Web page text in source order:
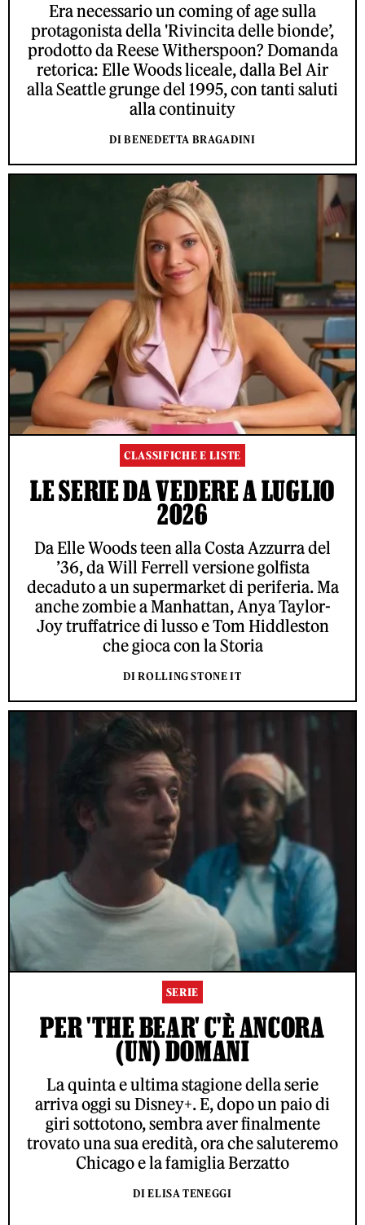
Era necessario un coming of age sulla
protagonista della 'Rivincita delle bionde’,
prodotto da Reese Witherspoon? Domanda
retorica: Elle Woods liceale, dalla Bel Air
alla Seattle grunge del 1995, con tanti saluti
alla continuity
DI BENEDETTA BRAGADINI
CLASSIFICHE E LISTE
LE SERIE DA VEDERE A LUGLIO
2026
Da Elle Woods teen alla Costa Azzurra del
’36, da Will Ferrell versione golfista
decaduto a un supermarket di periferia. Ma
anche zombie a Manhattan, Anya Taylor-
Joy truffatrice di lusso e Tom Hiddleston
che gioca con la Storia
DI ROLLING STONE IT
SERIE
PER 'THE BEAR' C'È ANCORA
(UN) DOMANI
La quinta e ultima stagione della serie
arriva oggi su Disney+. E, dopo un paio di
giri sottotono, sembra aver finalmente
trovato una sua eredità, ora che saluteremo
Chicago e la famiglia Berzatto
DI ELISA TENEGGI